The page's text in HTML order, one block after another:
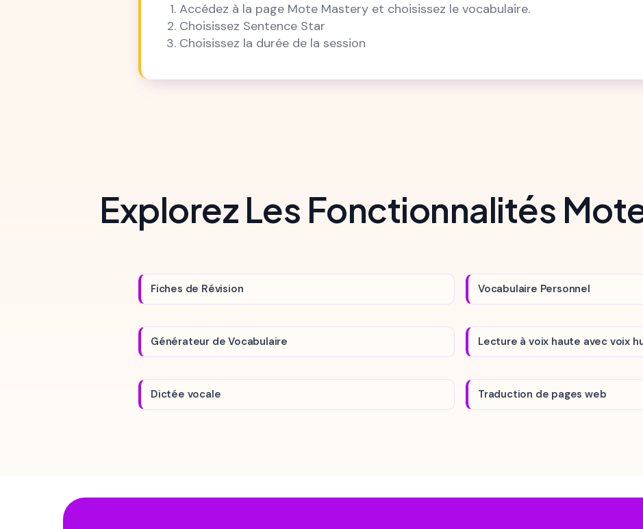
Accédez à la page Mote Mastery et choisissez le vocabulaire.
Choisissez Sentence Star
Choisissez la durée de la session
Explorez Les Fonctionnalités
Fiches de Révision Vocabulaire Personnel
Générateur de Vocabulaire Lecture à voix haute avec voix
Dictée vocale Traduction de pages web